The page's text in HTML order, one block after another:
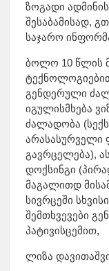
ზოგადი
შესაბამისად,
საჯარო
ბოლო 10 წლის
გენდერული
იგულისმხება
ძალადობა
არასასურველი
გავრცელება),
დოქსინგი
მაგალითდ
სივრცეში
შემთხვევები
პატივისცემით,
ლიზა